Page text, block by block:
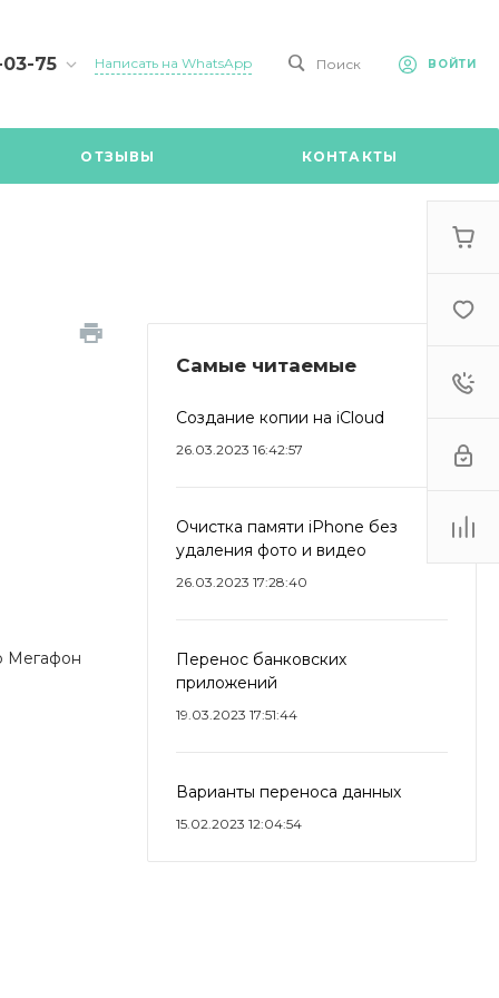
03-75 Написать на WhatsApp Поиск ВОЙТИ
ОТЗЫВЫ КОНТАКТЫ
Самые читаемые
Создание копии на iCloud
26.03.2023 16:42:57
Очистка памяти iPhone без
удаления фото и видео
26.03.2023 17:28:40
Перенос банковских
приложений
19.03.2023 17:51:44
Варианты переноса данных
15.02.2023 12:04:54
Мегафон